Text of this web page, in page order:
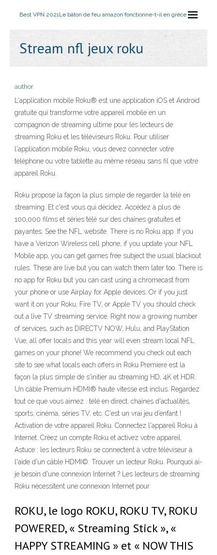
Best VPN 2021Le bâton de feu amazon fonctionne-t-il en grèce
Stream nfl jeux roku
author
L'application mobile Roku® est une application iOS et Android
gratuite qui transforme votre appareil mobile en un
compagnon de streaming ultime pour les lecteurs de
streaming Roku et les téléviseurs Roku. Pour utiliser
l'application mobile Roku, vous devez connecter votre
téléphone ou votre tablette au même réseau sans fil que votre
appareil Roku.
Roku propose la façon la plus simple de regarder la télé en
streaming. Et c'est vous qui décidez. Accédez à plus de
100,000 films et séries télé sur des chaînes gratuites et
payantes. See the NFL website. There is no Roku app. If you
have a Verizon Wireless cell phone, if you update your NFL
Mobile app, you can get games free subject the usual blackout
rules. These are live but you can watch them later too. There is
no app for Roku but you can cast using a chromecast from
your phone or use Airplay for Apple devices. Or if you just
want it on your Roku, Fire TV, or Apple TV you should check
out a live TV streaming service. Right now a growing number
of services, such as DIRECTV NOW, Hulu, and PlayStation
Vue, all offer locals and this year will even stream local NFL
games on your phone! We recommend you check out each
site to see what locals each offers in Roku Premiere est la
façon la plus simple de s'initier au streaming HD, 4K et HDR.
Un câble Premium HDMI® haute vitesse est inclus. Regardez
tout ce que vous aimez : télé en direct, chaînes d'actualités,
sports, cinéma, séries TV, etc. C'est un vrai jeu d’enfant !
Activation de votre appareil Roku. Connectez l'appareil Roku à
Internet. Créez un compte Roku et activez votre appareil.
Astuce : les lecteurs Roku se connectent à votre téléviseur à
l'aide d'un câble HDMI©. Trouver un lecteur Roku. Pourquoi ai-
je besoin d'une connexion Internet ? Les lecteurs de streaming
Roku nécessitent une connexion Internet pour
ROKU, le logo ROKU, ROKU TV, ROKU
POWERED, « Streaming Stick », «
HAPPY STREAMING » et « NOW THIS